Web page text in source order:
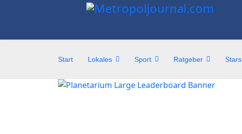
Start Lokales Sport Ratgeber Stars